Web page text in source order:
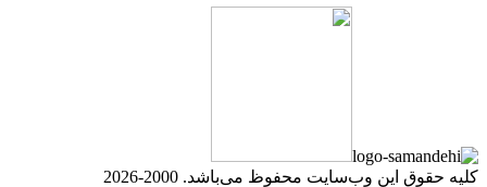
کلیه حقوق این وب‌سایت محفوظ می‌باشد. 2000-2026